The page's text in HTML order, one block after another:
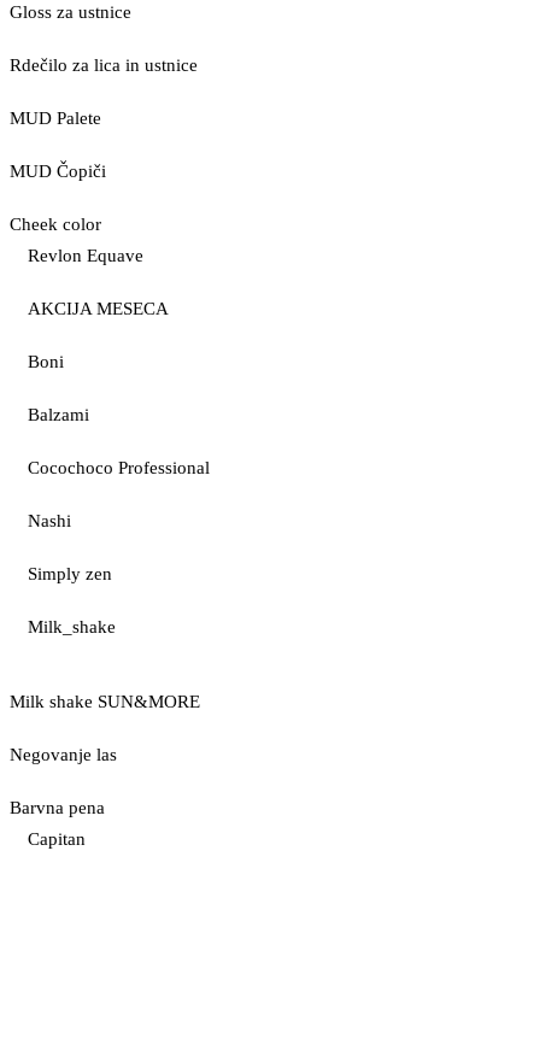
Gloss za ustnice
Rdečilo za lica in ustnice
MUD Palete
MUD Čopiči
Cheek color
Revlon Equave
AKCIJA MESECA
Boni
Balzami
Cocochoco Professional
Nashi
Simply zen
Milk_shake
Milk shake SUN&MORE
Negovanje las
Barvna pena
Capitan